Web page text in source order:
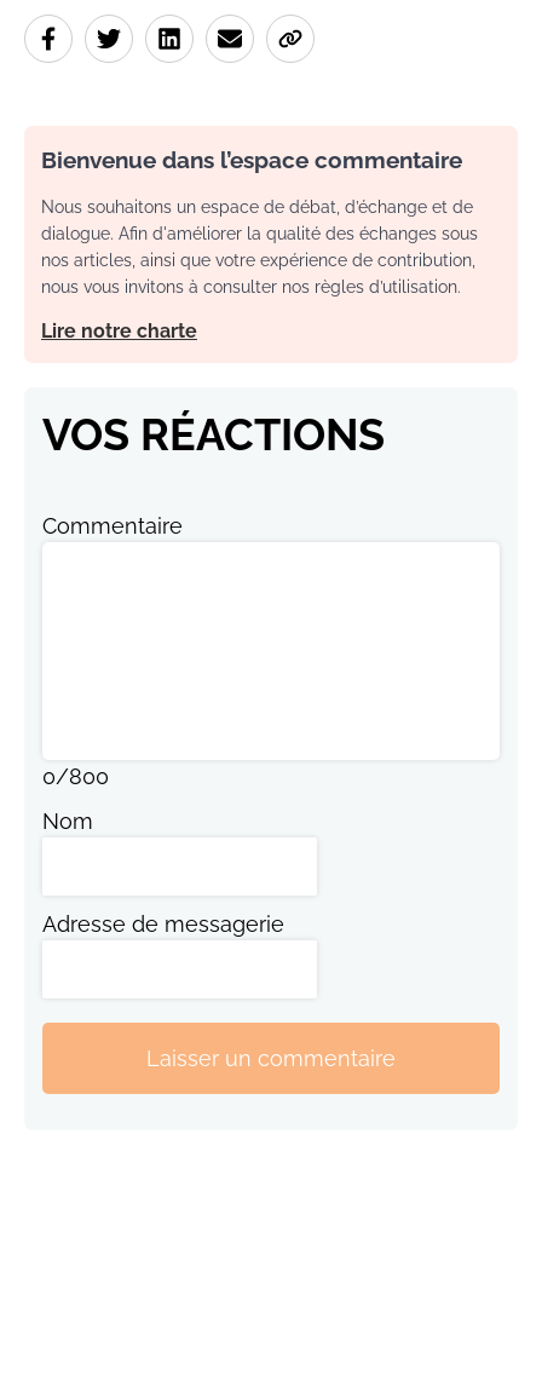
Bienvenue dans l’espace commentaire
Nous souhaitons un espace de débat, d’échange et de
dialogue. Afin d'améliorer la qualité des échanges sous
nos articles, ainsi que votre expérience de contribution,
nous vous invitons à consulter nos règles d’utilisation.
Lire notre charte
VOS RÉACTIONS
Commentaire
0/800
Nom
Adresse de messagerie
Laisser un commentaire